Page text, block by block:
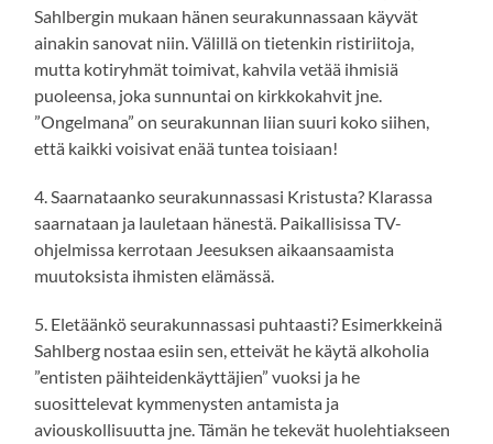
Sahlbergin mukaan hänen seurakunnassaan käyvät
ainakin sanovat niin. Välillä on tietenkin ristiriitoja,
mutta kotiryhmät toimivat, kahvila vetää ihmisiä
puoleensa, joka sunnuntai on kirkkokahvit jne.
”Ongelmana” on seurakunnan liian suuri koko siihen,
että kaikki voisivat enää tuntea toisiaan!
4. Saarnataanko seurakunnassasi Kristusta? Klarassa
saarnataan ja lauletaan hänestä. Paikallisissa TV-
ohjelmissa kerrotaan Jeesuksen aikaansaamista
muutoksista ihmisten elämässä.
5. Eletäänkö seurakunnassasi puhtaasti? Esimerkkeinä
Sahlberg nostaa esiin sen, etteivät he käytä alkoholia
”entisten päihteidenkäyttäjien” vuoksi ja he
suosittelevat kymmenysten antamista ja
aviouskollisuutta jne. Tämän he tekevät huolehtiakseen